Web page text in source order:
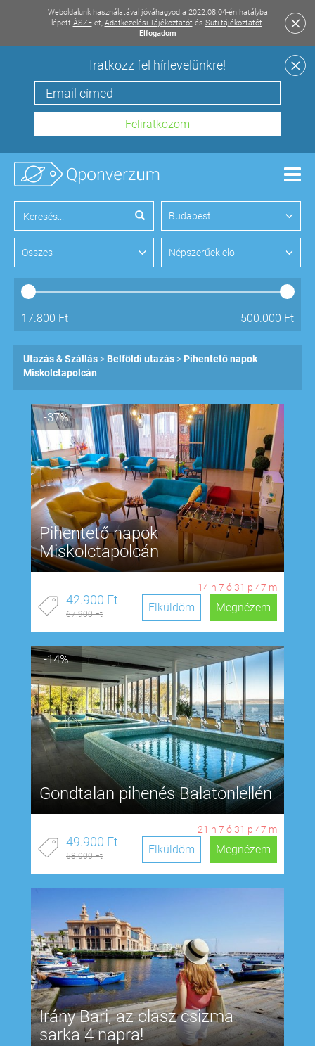
Weboldalunk használatával jóváhagyod a 2022.08.04-én hatályba
lépett ÁSZF-et, Adatkezelési Tájékoztatót és Süti tájékoztatót.
Elfogadom
Iratkozz fel hírlevelünkre!
Budapest
Összes Népszerűek elöl
17.800 Ft 500.000 Ft
Utazás & Szállás Belföldi utazás
Pihentető napok
Miskolctapolcán
-37%
Pihentető napok
Miskolctapolcán
14 n 7 ó31 p 46 m
42.900 Ft
67.900 Ft Megnézem
Elküldöm
-14%
Gondtalan pihenés Balatonlellén
21 n 7 ó31 p 46 m
49.900 Ft
58.000 Ft Megnézem
Elküldöm
Irány Bari, az olasz csizma
sarka 4 napra!